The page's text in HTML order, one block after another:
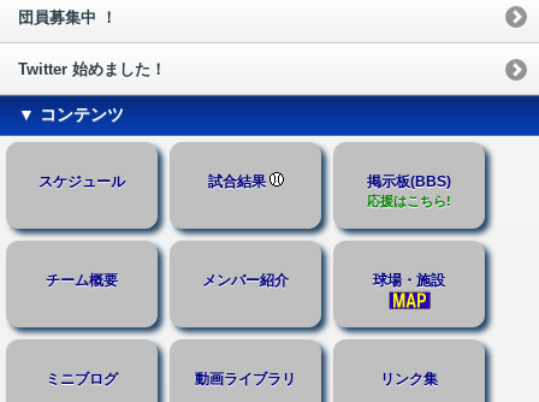
団員募集中 ！
Twitter 始めました！
▼ コンテンツ
スケジュール 試合結果 掲示板(BBS)
応援はこちら!
チーム概要 メンバー紹介 球場・施設
ミニブログ 動画ライブラリ リンク集